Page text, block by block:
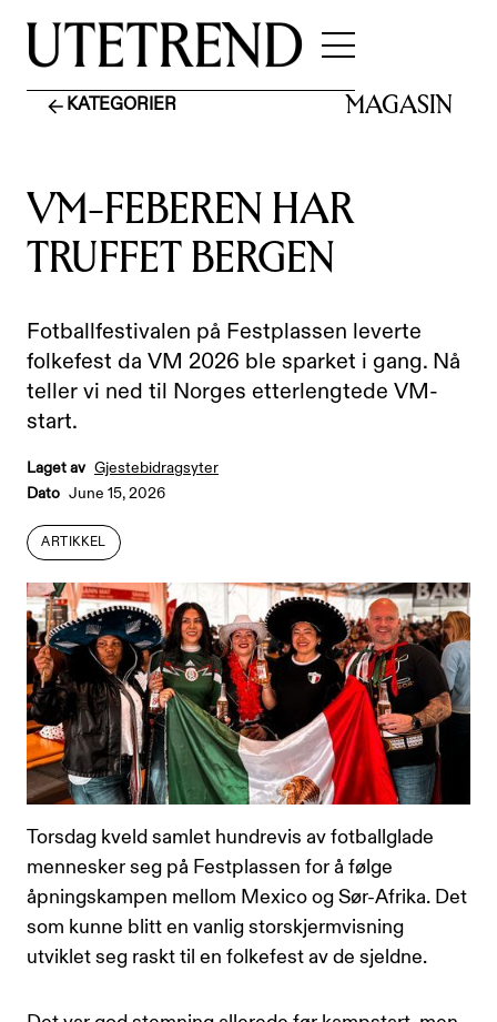
KATEGORIER MAGASIN
VM-FEBEREN HAR
TRUFFET BERGEN
Fotballfestivalen på Festplassen leverte
folkefest da VM 2026 ble sparket i gang. Nå
teller vi ned til Norges etterlengtede VM-
start.
Laget av Gjestebidragsyter
Dato June 15, 2026
ARTIKKEL
ARTIKKEL
Torsdag kveld samlet hundrevis av fotballglade
mennesker seg på Festplassen for å følge
åpningskampen mellom Mexico og Sør-Afrika. Det
som kunne blitt en vanlig storskjermvisning
utviklet seg raskt til en folkefest av de sjeldne.